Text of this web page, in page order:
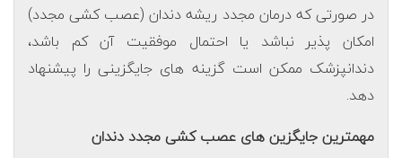
در صورتی که درمان مجدد ریشه دندان (عصب کشی مجدد)
امکان پذیر نباشد یا احتمال موفقیت آن کم باشد،
دندانپزشک ممکن است گزینه های جایگزینی را پیشنهاد
دهد.
مهمترین جایگزین های عصب کشی مجدد دندان